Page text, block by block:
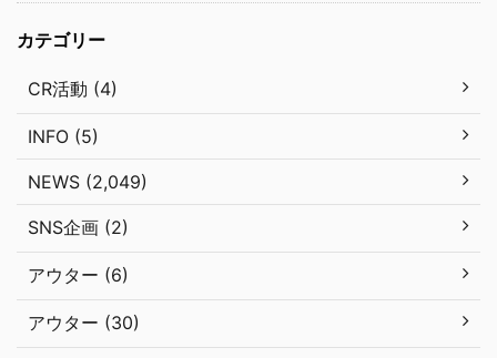
カテゴリー
CR活動 (4)
INFO (5)
NEWS (2,049)
SNS企画 (2)
アウター (6)
アウター (30)